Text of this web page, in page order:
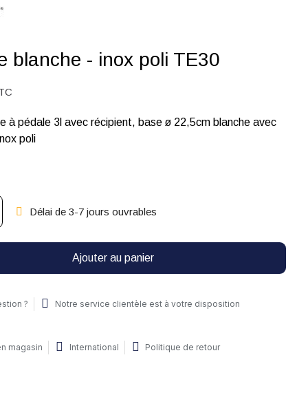
blanche - inox poli TE30
à pédale 3l avec récipient, base ø 22,5cm blanche avec
poli
Délai de 3-7 jours ouvrables
Ajouter au panier
? Notre service clientèle est à votre disposition
magasin International Politique de retour